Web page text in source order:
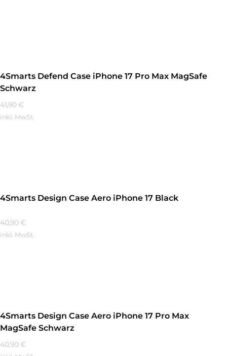
4Smarts Defend Case iPhone 17 Pro Max MagSafe
Schwarz
41,90 €
inkl. MwSt.
4Smarts Design Case Aero iPhone 17 Black
40,90 €
inkl. MwSt.
4Smarts Design Case Aero iPhone 17 Pro Max
MagSafe Schwarz
40,90 €